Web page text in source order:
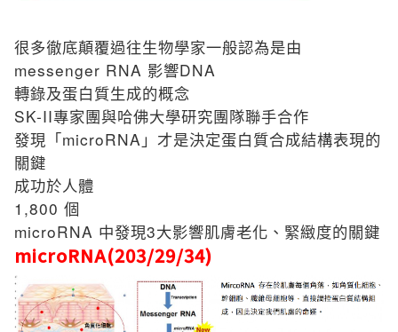
很多徹底顛覆過往生物學家一般認為是由
messenger RNA 影響DNA
轉錄及蛋白質生成的概念
SK-II專家團與哈佛大學研究團隊聯手合作
發現「 microRNA 」才是決定蛋白質合成結構表現的
關鍵
成功於人體
1,800 個
microRNA 中發現3大影響肌膚老化、緊緻度的關鍵
microRNA(203/29/34)